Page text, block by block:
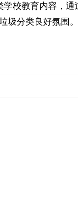
校教育内容，通
圾分类良好氛围。